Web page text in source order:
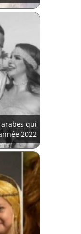
qui
2022